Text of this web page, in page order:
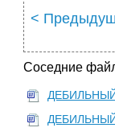
<
Соседние